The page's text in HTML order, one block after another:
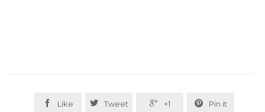
 Like  Tweet  +1  Pin it